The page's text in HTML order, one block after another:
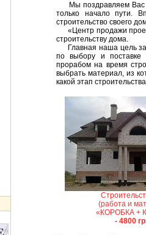
Мы поздравляем Вас
только начало пути.
строительство своего
«Центр продажи
строительству дома.
Главная наша цель
по выбору и поставке
прорабом на время
выбрать материал, из
какой этап
(работа и
«КОРОБКА +
- 4800